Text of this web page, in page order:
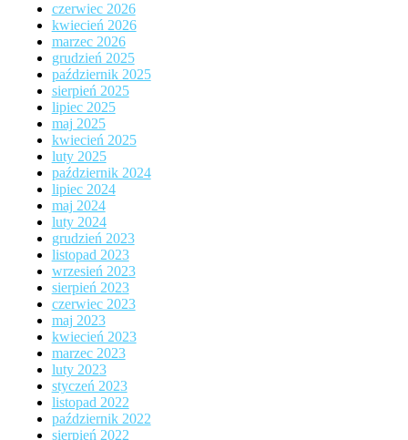
czerwiec 2026
kwiecień 2026
marzec 2026
grudzień 2025
październik 2025
sierpień 2025
lipiec 2025
maj 2025
kwiecień 2025
luty 2025
październik 2024
lipiec 2024
maj 2024
luty 2024
grudzień 2023
listopad 2023
wrzesień 2023
sierpień 2023
czerwiec 2023
maj 2023
kwiecień 2023
marzec 2023
luty 2023
styczeń 2023
listopad 2022
październik 2022
sierpień 2022